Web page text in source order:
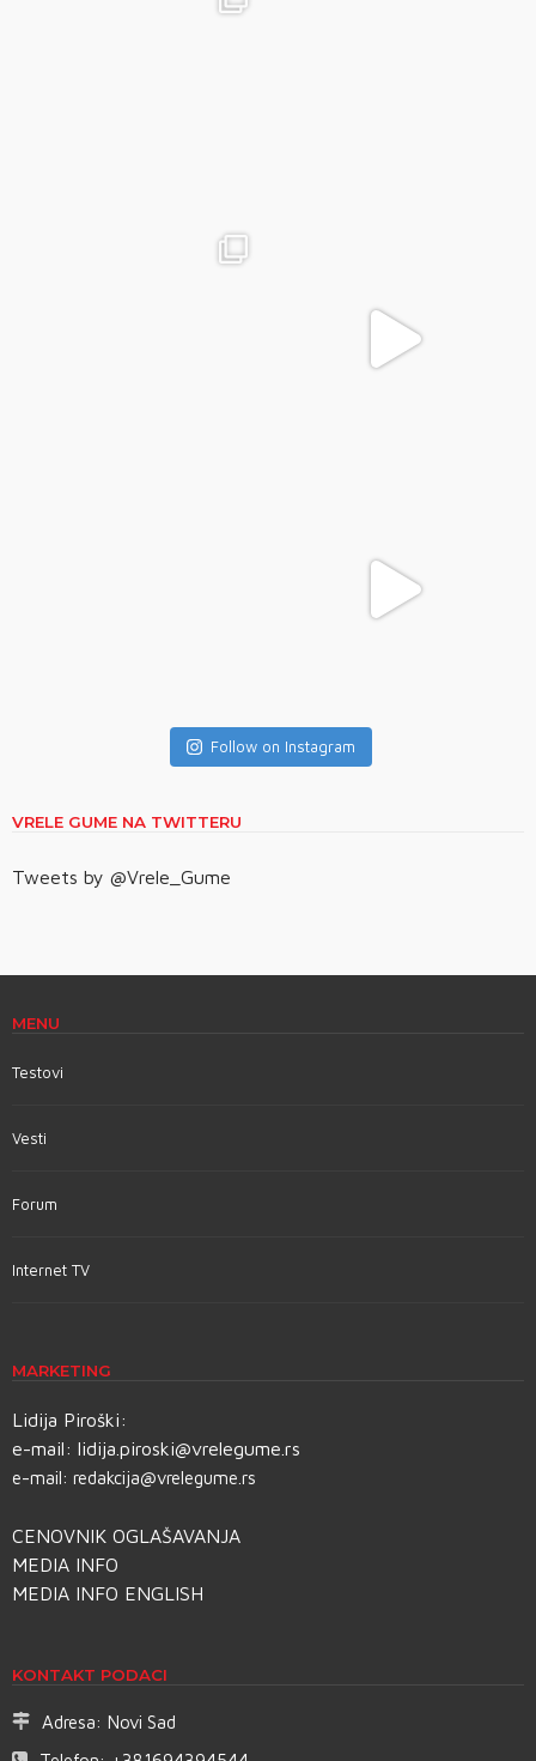
Follow on Instagram
VRELE GUME NA TWITTERU
Tweets by @Vrele_Gume
MENU
Testovi
Vesti
Forum
Internet TV
MARKETING
Lidija Piroški:
e-mail: lidija.piroski@vrelegume.rs
e-mail: redakcija@vrelegume.rs
CENOVNIK OGLAŠAVANJA
MEDIA INFO
MEDIA INFO ENGLISH
KONTAKT PODACI
Adresa: Novi Sad